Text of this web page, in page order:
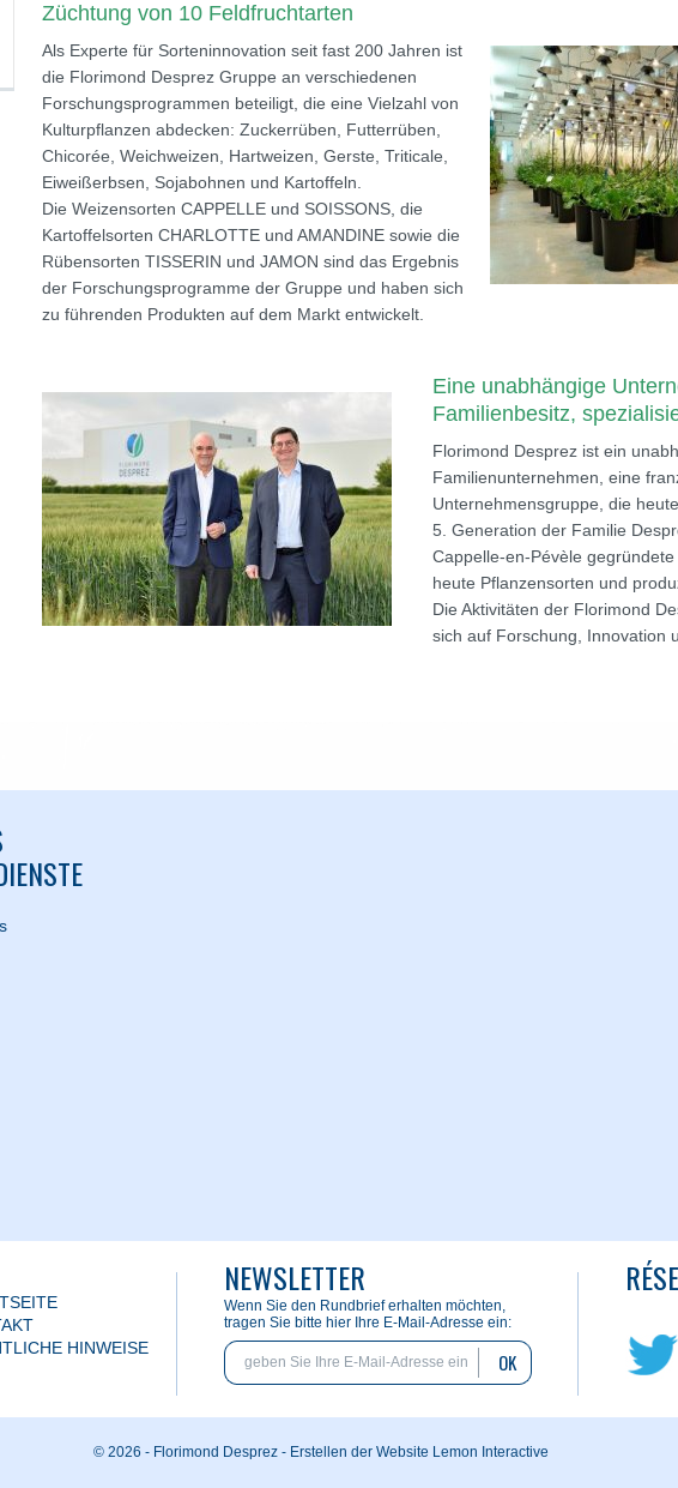
Züchtung von 10 Feldfruchtarten
Als Experte für Sorteninnovation seit fast 200 Jahren ist
die Florimond Desprez Gruppe an verschiedenen
Forschungsprogrammen beteiligt, die eine Vielzahl von
Kulturpflanzen abdecken: Zuckerrüben, Futterrüben,
Chicorée, Weichweizen, Hartweizen, Gerste, Triticale,
Eiweißerbsen, Sojabohnen und Kartoffeln.
Die Weizensorten CAPPELLE und SOISSONS, die
Kartoffelsorten CHARLOTTE und AMANDINE sowie die
Rübensorten TISSERIN und JAMON sind das Ergebnis
der Forschungsprogramme der Gruppe und haben sich
zu führenden Produkten auf dem Markt entwickelt.
Eine unabhängige
Familienbesitz,
Florimond Desprez ist ein
Familienunternehmen, eine
Unternehmensgruppe, die
5. Generation der Familie
Cappelle-en-Pévèle
heute Pflanzensorten und
Die Aktivitäten der Florimond
sich auf Forschung, Innovation
HINWEISE
NEWSLETTER
Wenn Sie den Rundbrief erhalten möchten,
tragen Sie bitte hier Ihre E-Mail-Adresse ein:
OK
© 2026 - Florimond Desprez - Erstellen der Website Lemon Interactive